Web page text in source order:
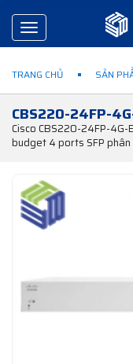
Toggle
navigation
TRANG CHỦ SẢN
CBS220-24FP-
Cisco CBS220-24FP-
budget 4 ports SFP